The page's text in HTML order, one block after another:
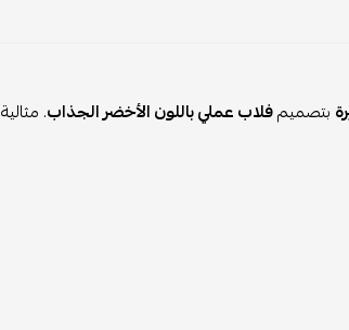
بتصميمفلاب عملي باللون الأخضر الجذاب.